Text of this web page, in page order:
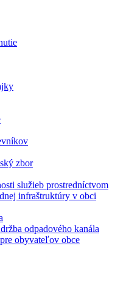
zbor
služieb prostredníctvom
infraštruktúry v obci
odpadového kanála
obyvateľov obce